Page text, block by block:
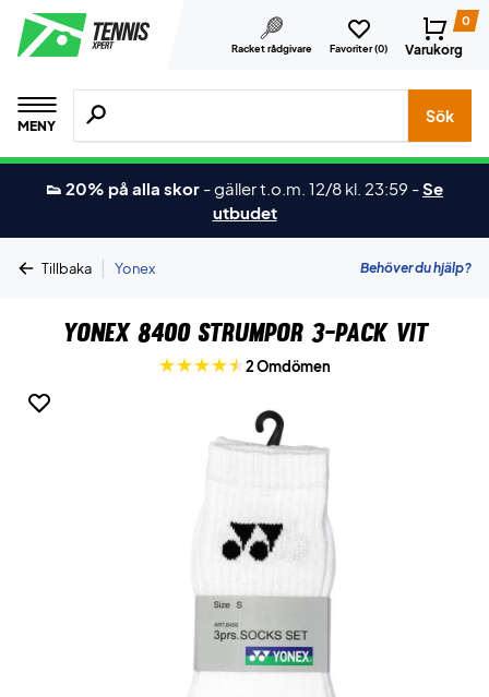
Racket rådgivare Favoriter (0)
0
Varukorg
MENY
Sök efter produkter, märken osv.
Sök
👟 20% på alla skor -gäller t.o.m. 12/8 kl. 23:59 -Se
utbudet
Tillbaka | Yonex Behöver du hjälp?
Yonex 8400 Strumpor 3-Pack Vit
2 Omdömen